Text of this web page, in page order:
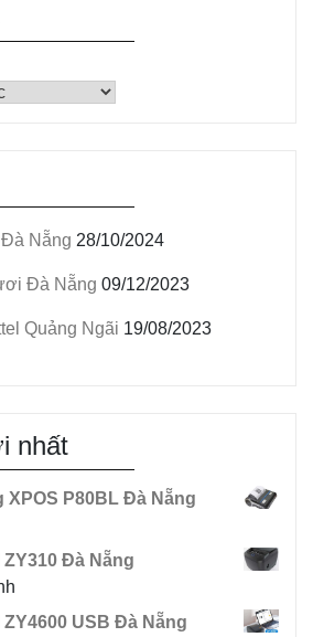
Nẵng 28/10/2024
Đà Nẵng 09/12/2023
Quảng Ngãi 19/08/2023
nhất
XPOS P80BL Đà Nẵng
ZY310 Đà Nẵng
ZY4600 USB Đà Nẵng